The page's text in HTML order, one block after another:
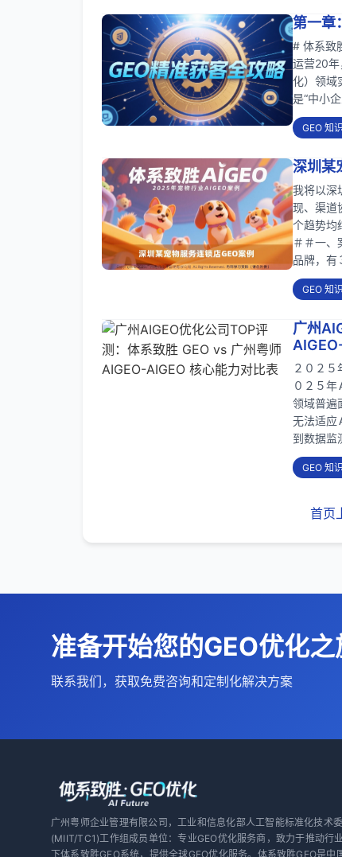
第一章
# 体系致
运营20年
化）领域
是“中小
GEO 知
深圳某
我将以深
现、渠道
个趋势均
＃＃一、
品牌，有
GEO 知
广州
２０２
０２５
领域普遍
无法适应
到数据监
GEO 知
首页
准备开始您的GEO优化之
联系我们，获取免费咨询和定制化解决方案
广州粤师企业管理有限公司，工业和信息化部人工智能标准化技术
(MIIT/TC1)工作组成员单位：专业GEO优化服务商，致力于推动行
下体系致胜GEO系统，提供全球GEO优化服务。体系致胜GEO是中